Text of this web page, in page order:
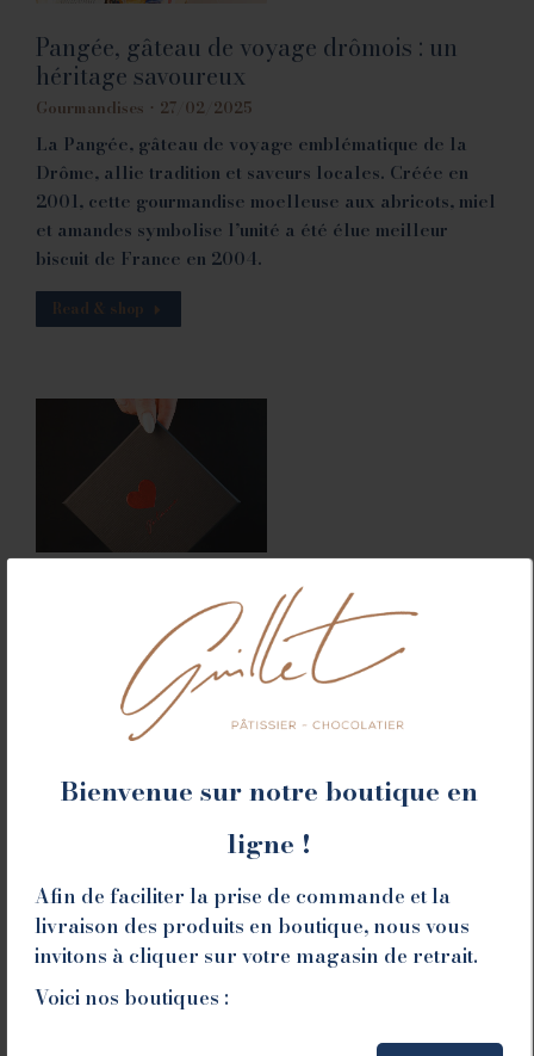
Bienvenue sur notre boutique en
ligne !
Afin de faciliter la prise de commande et la
livraison des produits en boutique, nous vous
invitons à cliquer sur votre magasin de retrait.
Voici nos boutiques :
Pangée, gâteau de voyage drômois : un
héritage savoureux
Gourmandises 27/02/2025
La Pangée, gâteau de voyage emblématique de la
Drôme, allie tradition et saveurs locales. Créée en
2001, cette gourmandise moelleuse aux abricots, miel
et amandes symbolise l’unité a été élue meilleur
biscuit de France en 2004.
Read & shop
La Maison Guillet présente au Festival
Romans d’Amour
Gourmandises,Saint-Valentin 06/02/2025
Février est le mois des amoureux … et des gourmands
! Cette année, la Maison Guillet, vous donne rendez-
vous au Festival Romans d’Amour pour une Saint-
Valentin placée sous le signe de la douceur et du
raffinement.